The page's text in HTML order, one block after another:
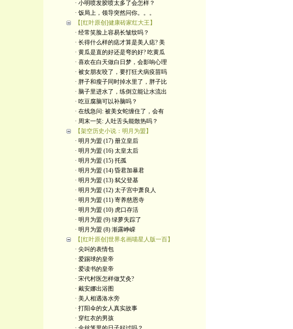
· 小明喷发胶喷太多了会怎样？
· 饭局上，领导突然问你。。。
【[红叶原创]健康砖家红大王】
· 经常笑脸上容易长皱纹吗？
· 长得什么样的痣才算是美人痣? 美
· 黄瓜是直的好还是弯的好? 吃黄瓜
· 喜欢在白天做白日梦，会影响心理
· 被女朋友咬了，要打狂犬病疫苗吗
· 胖子和瘦子同时掉水里了，胖子比
· 脑子里进水了，练倒立能让水流出
· 吃豆腐脑可以补脑吗？
· 在线急问: 被美女蛇缠住了，会有
· 周末一笑: 人吐舌头能散热吗？
【架空历史小说：明月为盟】
· 明月为盟 (17) 册立皇后
· 明月为盟 (16) 太皇太后
· 明月为盟 (15) 托孤
· 明月为盟 (14) 昏君加暴君
· 明月为盟 (13) 弑父登基
· 明月为盟 (12) 太子宫中萧良人
· 明月为盟 (11) 寄养慈恩寺
· 明月为盟 (10) 虎口存活
· 明月为盟 (9) 绿萝失踪了
· 明月为盟 (8) 渐露峥嵘
【[红叶原创]世界名画喵星人版一百】
· 尖叫的表情包
· 爱踢球的皇帝
· 爱读书的皇帝
· ​宋代村医怎样做艾灸?
· 戴安娜出浴图
· 美人相遇洛水旁
· 打阳伞的女人真实故事
· 穿红衣的男孩